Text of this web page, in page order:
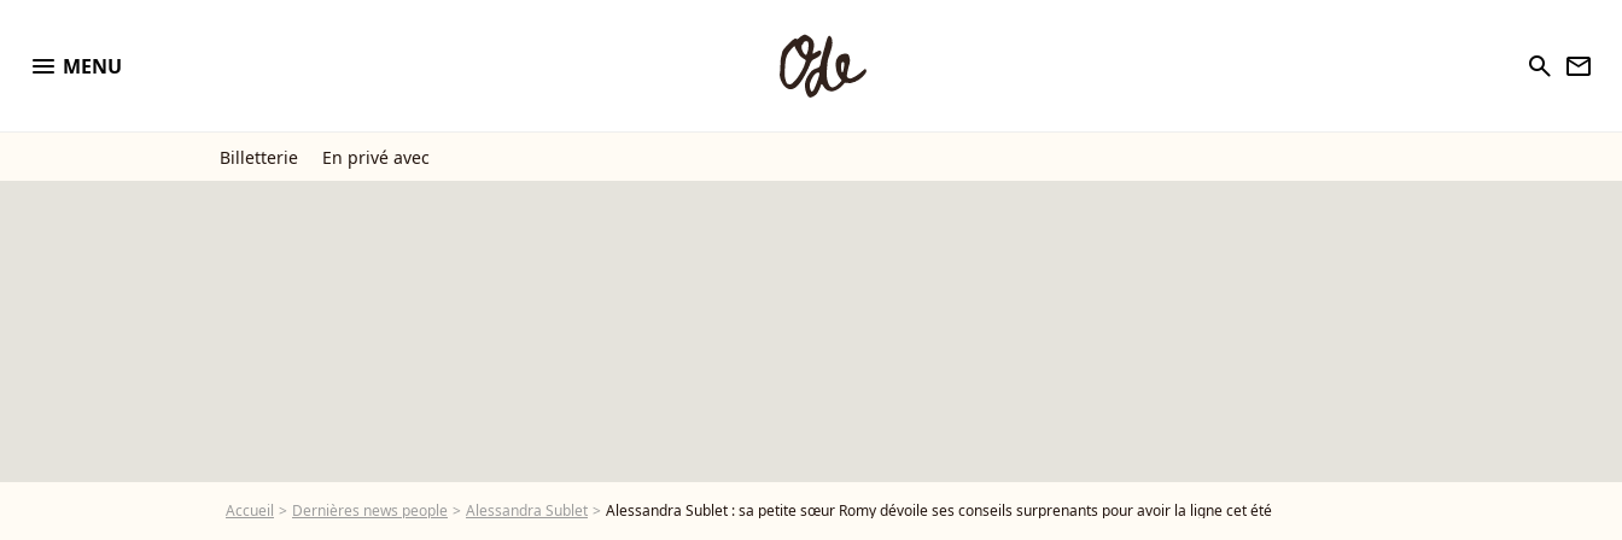
menu MENU search newsletter
Billetterie En privé avec
Accueil Dernières news people Alessandra Sublet Alessandra Sublet : sa petite sœur Romy dévoile ses conseils surprenants pour avoir la ligne cet été